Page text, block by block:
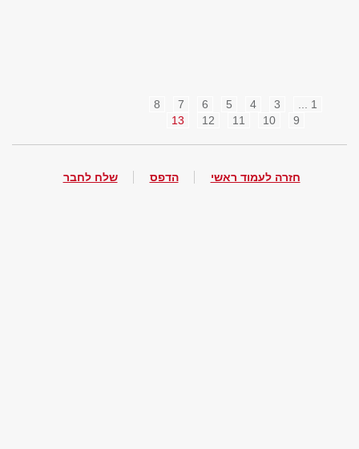
1 ...
3
4
5
6
7
8
9
10
11
12
13
חזרה לעמוד ראשי הדפס שלח לחבר